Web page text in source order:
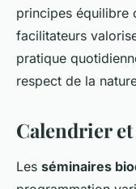
principes équilibre
facilitateurs
pratique
respect de la
Calendrier
Les séminaires